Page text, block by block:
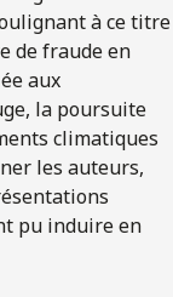
à ce titre
de fraude en
aux
la poursuite
climatiques
les auteurs,
pu induire en